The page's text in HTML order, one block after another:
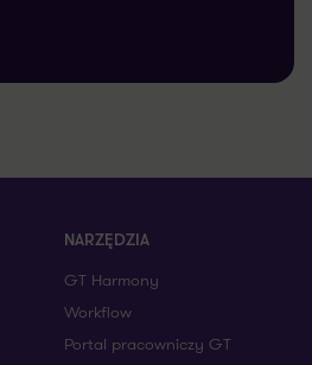
NARZĘDZIA
GT Harmony
Workflow
Portal pracowniczy GT